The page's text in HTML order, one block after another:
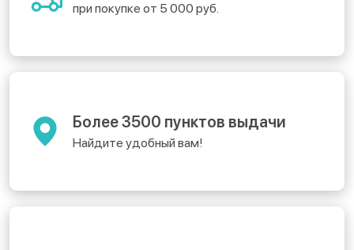
при покупке от 5 000 руб.
Более 3500 пунктов выдачи
Найдите удобный вам!